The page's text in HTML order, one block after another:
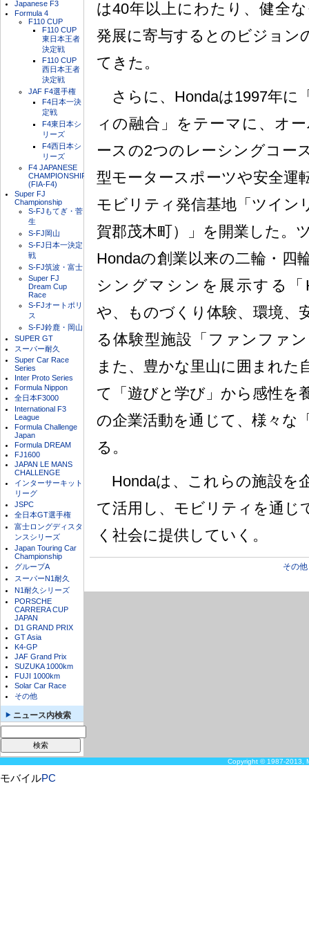
Japanese F3
Formula 4
F110 CUP
F110 CUP
東日本王者
決定戦
F110 CUP
西日本王者
決定戦
JAF F4選手権
F4日本一決
定戦
F4東日本シ
リーズ
F4西日本シ
リーズ
F4 JAPANESE
CHAMPIONSHIP
(FIA-F4)
Super FJ
Championship
S-FJもてぎ・菅
生
S-FJ岡山
S-FJ日本一決定
戦
S-FJ筑波・富士
Super FJ
Dream Cup
Race
S-FJオートポリ
ス
S-FJ鈴鹿・岡山
SUPER GT
スーパー耐久
Super Car Race
Series
Inter Proto Series
Formula Nippon
全日本F3000
International F3
League
Formula Challenge
Japan
Formula DREAM
FJ1600
JAPAN LE MANS
CHALLENGE
インターサーキット
リーグ
JSPC
全日本GT選手権
富士ロングディスタ
ンスシリーズ
Japan Touring Car
Championship
グループA
スーパーN1耐久
N1耐久シリーズ
PORSCHE
CARRERA CUP
JAPAN
D1 GRAND PRIX
GT Asia
K4-GP
JAF Grand Prix
SUZUKA 1000km
FUJI 1000km
Solar Car Race
その他
ニュース内検索
は40年以上にわたり、健全
発展に寄与するとのビジョン
てきた。
さらに、Hondaは1997年に
ィの融合」をテーマに、オ
ースの2つのレーシングコー
型モータースポーツや安全運
モビリティ発信基地「ツイン
賀郡茂木町）」を開業した。
Hondaの創業以来の二輪・四
シングマシンを展示する「
や、ものづくり体験、環境、
る体験型施設「ファンファ
また、豊かな里山に囲まれた
て「遊びと学び」から感性を
の企業活動を通じて、様々な
る。
Hondaは、これらの施設を
て活用し、モビリティを通じ
く社会に提供していく。
その他
Copyright © 1987-2013,
モバイルPC